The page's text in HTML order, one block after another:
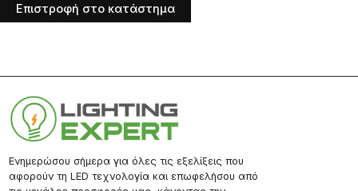
Επιστροφή στο κατάστημα
Ενημερώσου σήμερα για όλες τις εξελίξεις που
αφορούν τη LED τεχνολογία και επωφελήσου από